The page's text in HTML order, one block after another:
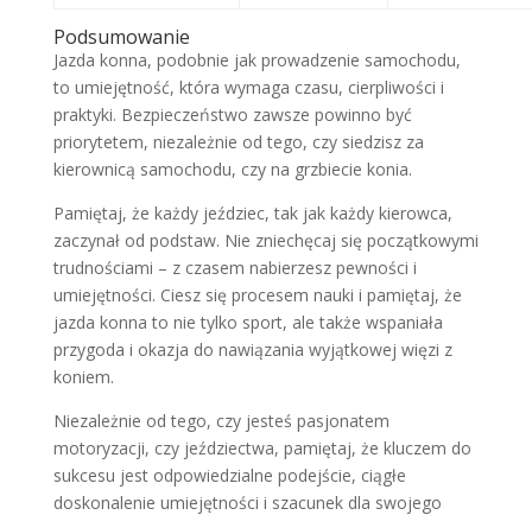
Podsumowanie
Jazda konna, podobnie jak prowadzenie samochodu,
to umiejętność, która wymaga czasu, cierpliwości i
praktyki. Bezpieczeństwo zawsze powinno być
priorytetem, niezależnie od tego, czy siedzisz za
kierownicą samochodu, czy na grzbiecie konia.
Pamiętaj, że każdy jeździec, tak jak każdy kierowca,
zaczynał od podstaw. Nie zniechęcaj się początkowymi
trudnościami – z czasem nabierzesz pewności i
umiejętności. Ciesz się procesem nauki i pamiętaj, że
jazda konna to nie tylko sport, ale także wspaniała
przygoda i okazja do nawiązania wyjątkowej więzi z
koniem.
Niezależnie od tego, czy jesteś pasjonatem
motoryzacji, czy jeździectwa, pamiętaj, że kluczem do
sukcesu jest odpowiedzialne podejście, ciągłe
doskonalenie umiejętności i szacunek dla swojego